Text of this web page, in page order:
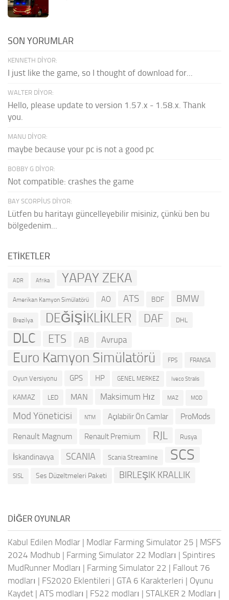
SON YORUMLAR
KENNETH DIYOR:
I just like the game, so I thought of download for...
WALTER DIYOR:
Hello, please update to version 1.57.x - 1.58.x. Thank
you.
MANU DIYOR:
maybe because your pc is not a good pc
BOBBY G DIYOR:
Not compatible: crashes the game
BAY SCORPIUS DIYOR:
Lütfen bu haritayı güncelleyebilir misiniz, çünkü ben bu
bölgedenim...
ETIKETLER
ADR Afrika YAPAY ZEKA
Amerikan Kamyon Simülatörü AO ATS BDF BMW
Brezilya DEĞİŞİKLİKLER DAF DHL
DLC ETS AB Avrupa
Euro Kamyon Simülatörü FPS FRANSA
Oyun Versiyonu GPS HP GENEL MERKEZ Iveco Stralis
KAMAZ LED MAN Maksimum Hız MAZ MOD
Mod Yöneticisi NTM Açılabilir Ön Camlar ProMods
Renault Magnum Renault Premium RJL Rusya
İskandinavya SCANIA Scania Streamline SCS
SISL Ses Düzeltmeleri Paketi BIRLEŞIK KRALLIK
DIĞER OYUNLAR
Kabul Edilen Modlar | Modlar Farming Simulator 25 | MSFS
2024 Modhub | Farming Simulator 22 Modları | Spintires
MudRunner Modları | Farming Simulator 22 | Fallout 76
modları | FS2020 Eklentileri | GTA 6 Karakterleri | Oyunu
Kaydet | ATS modları | FS22 modları | STALKER 2 Modları |